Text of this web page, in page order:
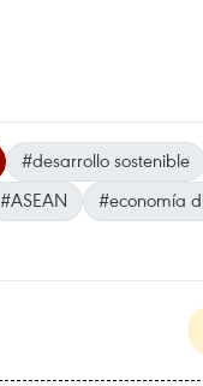
#desarrollo sostenible
#ASEAN #economía